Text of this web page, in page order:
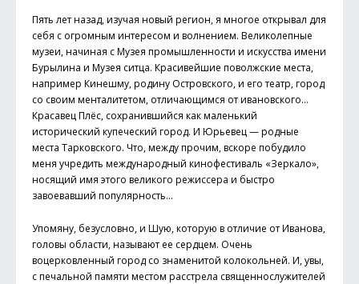
Пять лет назад, изучая новый регион, я многое открывал для
себя с огромным интересом и волнением. Великолепные
музеи, начиная с Музея промышленности и искусства имени
Бурылина и Музея ситца. Красивейшие поволжские места,
например Кинешму, родину Островского, и его театр, город
со своим менталитетом, отличающимся от ивановского…
Красавец Плёс, сохранившийся как маленький
исторический купеческий город. И Юрьевец — родные
места Тарковского. Что, между прочим, вскоре побудило
меня учредить международный кинофестиваль «Зеркало»,
носящий имя этого великого режиссера и быстро
завоевавший популярность…
Упомяну, безусловно, и Шую, которую в отличие от Иванова,
головы области, называют ее сердцем. Очень
воцерковленный город со знаменитой колокольней. И, увы,
с печальной памяти местом расстрела священнослужителей